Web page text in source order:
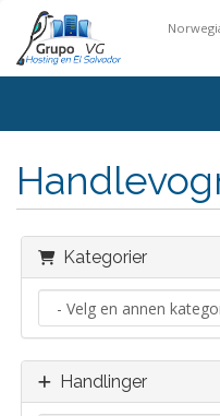
Kategorier
Handlinger